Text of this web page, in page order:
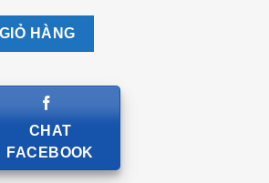
số lượng
HÀNG
CHAT
FACEBOOK